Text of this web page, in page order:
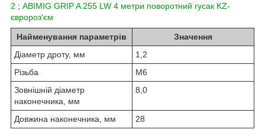
2 ; ABIMIG GRIP A 255 LW 4 метри поворотний гусак KZ-
євророз'єм
Найменування параметрів
Значення
Діаметр дроту, мм
1,2
Різьба
М6
Зовнішній діаметр
наконечника, мм
8,0
Довжина наконечника, мм 28